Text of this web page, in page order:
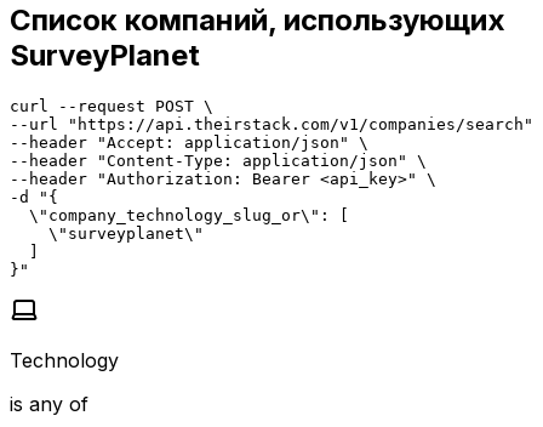
Список компаний, использующих
SurveyPlanet
curl --request POST \
--url "https://api.theirstack.com/v1/companies/search"
--header "Accept: application/json" \
--header "Content-Type: application/json" \
--header "Authorization: Bearer <api_key>" \
-d "{
  \"company_technology_slug_or\": [
    \"surveyplanet\"
  ]
}"
Technology
is any of